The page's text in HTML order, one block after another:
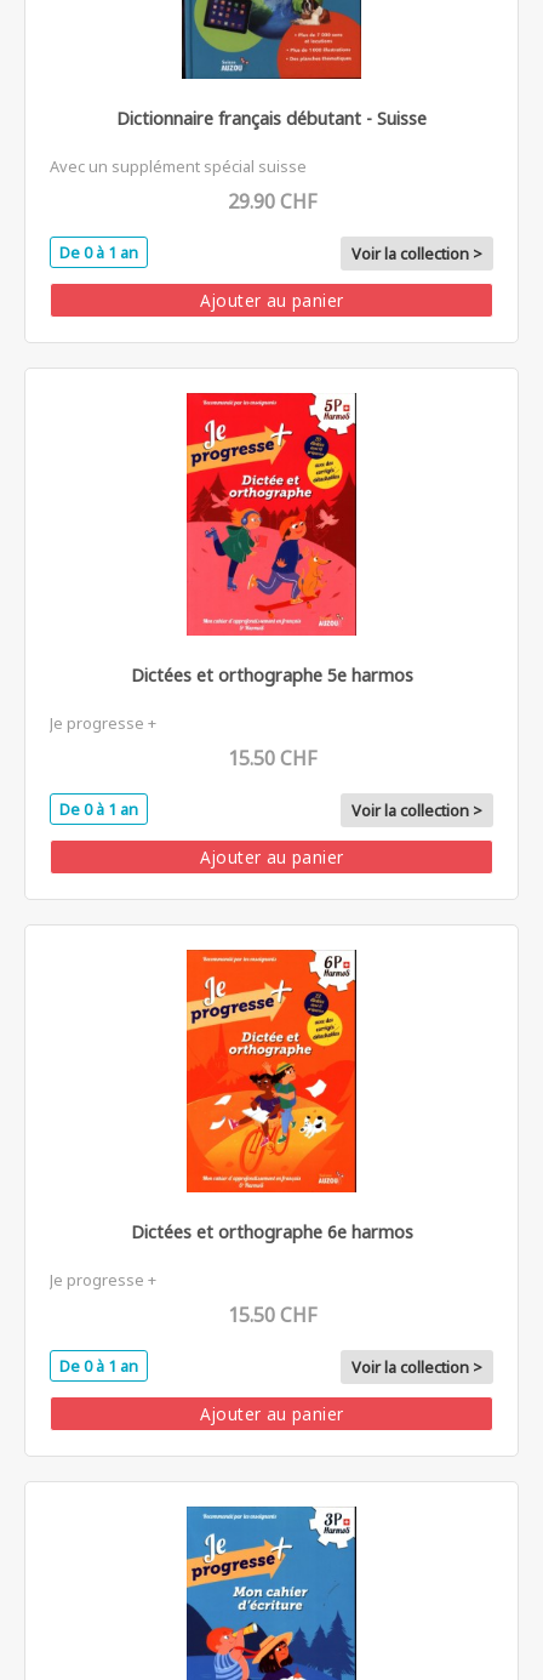
Dictionnaire français débutant - Suisse
Avec un supplément spécial suisse
29.90 CHF
De 0 à 1 an Voir la collection >
Ajouter au panier
Dictées et orthographe 5e harmos
Je progresse +
15.50 CHF
De 0 à 1 an Voir la collection >
Ajouter au panier
Dictées et orthographe 6e harmos
Je progresse +
15.50 CHF
De 0 à 1 an Voir la collection >
Ajouter au panier